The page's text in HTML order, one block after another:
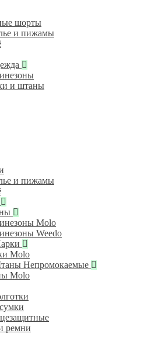
шорты
и пижамы
и штаны
и пижамы
Molo
Weedo
Molo
Непромокаемые
Molo
ремни